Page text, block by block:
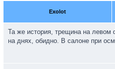
Exolot
Та же история, трещина на
на днях, обидно. В салоне при